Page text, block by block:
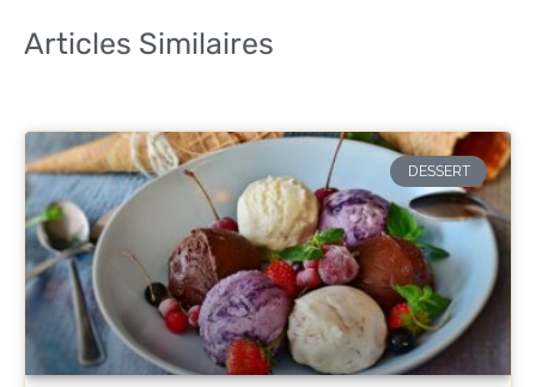
Articles Similaires
DESSERT